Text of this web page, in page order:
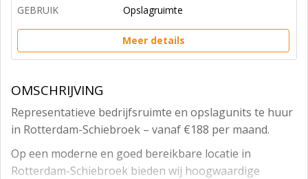
GEBRUIK Opslagruimte
Meer details
OMSCHRIJVING
Representatieve bedrijfsruimte en opslagunits te huur
in Rotterdam-Schiebroek – vanaf €188 per maand.
Op een moderne en goed bereikbare locatie in
Rotterdam-Schiebroek bieden wij hoogwaardige